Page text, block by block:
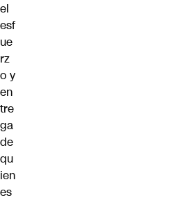
el
esf
ue
rz
o y
en
tre
ga
de
qu
ien
es